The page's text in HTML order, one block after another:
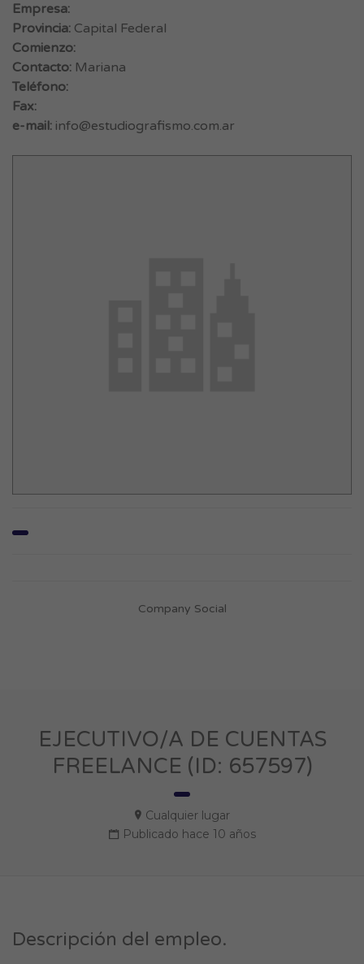
Empresa:
Provincia: Capital Federal
Comienzo:
Contacto: Mariana
Teléfono:
Fax:
e-mail: info@estudiografismo.com.ar
Company Social
EJECUTIVO/A DE CUENTAS
FREELANCE (ID: 657597)
Cualquier lugar
Publicado hace 10 años
Descripción del empleo.